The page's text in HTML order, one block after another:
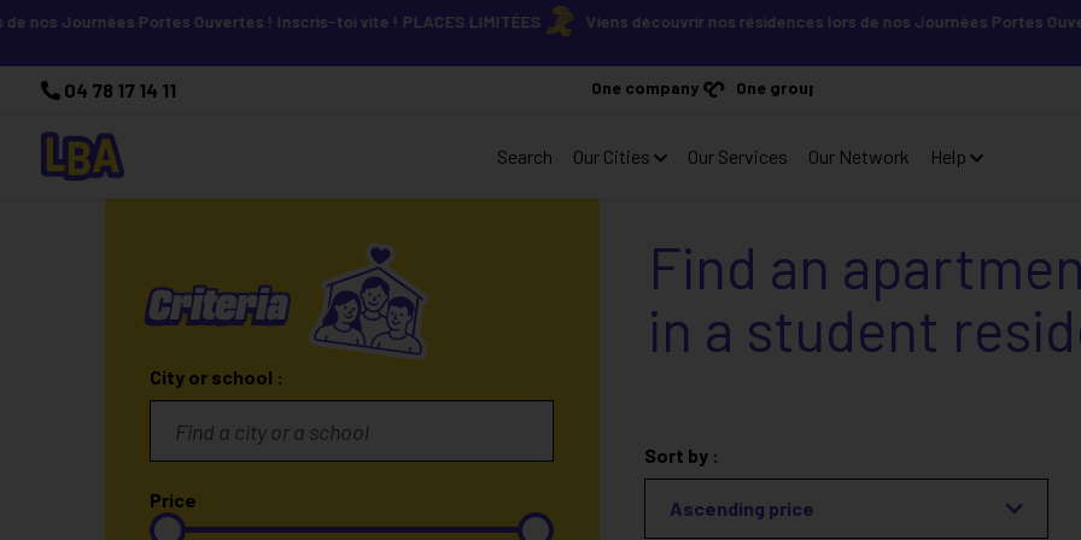
Portes Ouvertes ! Inscris-toi vite ! PLACES LIMITÉES Viens découvrir nos résidences lors de nos Journées Portes Ouvertes !
04 78 17 14 11 One company One group
Search Our Cities Our Services Our Network Help
Criteria
City or school :
Price
Sort by :
Ascending price
Find an
in a student